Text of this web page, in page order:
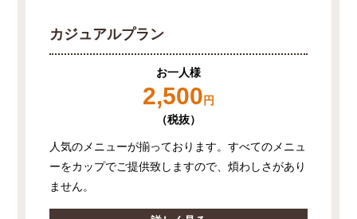
カジュアルプラン
お一人様
2,500 円
（税抜）
人気のメニューが揃っております。すべてのメニュ
ーをカップでご提供致しますので、煩わしさがあり
ません。